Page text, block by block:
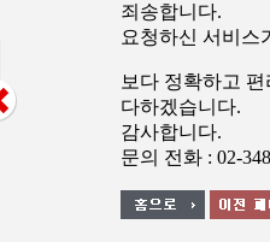
죄송합니다.
요청하신 서비스
보다 정확하고
다하겠습니다.
감사합니다.
문의 전화 : 02-